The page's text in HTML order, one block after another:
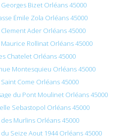
Bizet Orléans 45000
Émile Zola Orléans 45000
Ader Orléans 45000
Rollinat Orléans 45000
Chatelet Orléans 45000
Montesquieu Orléans 45000
Come Orléans 45000
du Pont Moulinet Orléans 45000
Sebastopol Orléans 45000
Murlins Orléans 45000
Seize Aout 1944 Orléans 45000